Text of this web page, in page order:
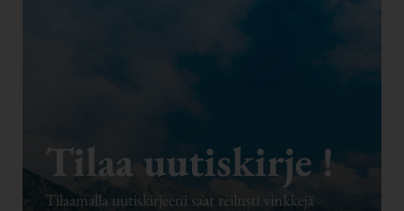
Tilaa uutiskirje !
Tilaamalla uutiskirjeeni saat reilusti vinkkejä